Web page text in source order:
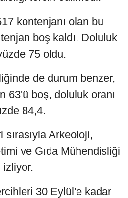
kontenjanı olan bu
boş kaldı. Doluluk
75 oldu.
de durum benzer,
63'ü boş, doluluk oranı
84,4.
sırasıyla Arkeoloji,
ve Gıda Mühendisliği
izliyor.
30 Eylül'e kadar